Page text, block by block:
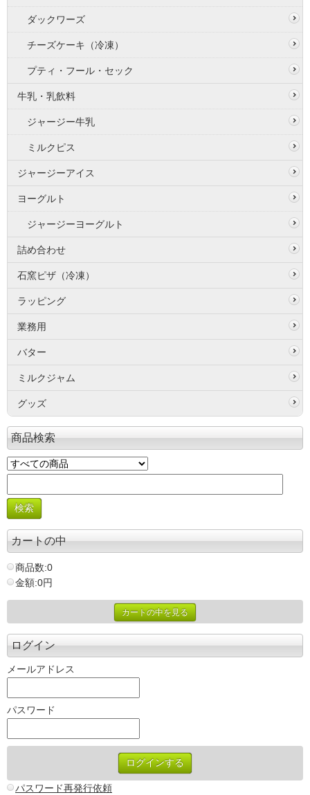
ダックワーズ
チーズケーキ（冷凍）
プティ・フール・セック
牛乳・乳飲料
ジャージー牛乳
ミルクピス
ジャージーアイス
ヨーグルト
ジャージーヨーグルト
詰め合わせ
石窯ピザ（冷凍）
ラッピング
業務用
バター
ミルクジャム
グッズ
商品検索
カートの中
商品数:0
金額:0円
カートの中を見る
ログイン
メールアドレス
パスワード
パスワード再発行依頼